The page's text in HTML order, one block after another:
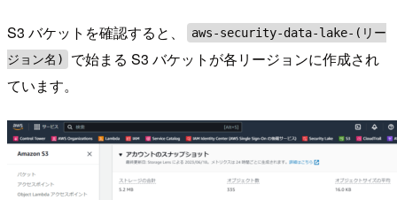
S3 バケットを確認すると、
aws-security-data-lake-(リー
ジョン名)
で始まる S3 バケットが各リージョンに作成され
ています。